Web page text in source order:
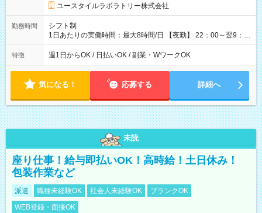
ユースタイルラボラトリー株式会社
勤務時間
シフト制
1日あたりの実働時間：最大8時間/日 【夜勤】 22：00～翌9：
00 ※週1日～OK ／ 夜勤専従 ＊＊ 勤務時間例 ＊＊ ■22時か
ら翌7時 ■23時から翌8時 ■24時から翌9時 など ※上記の時間
ます。 ※曜日固定（毎週同じ曜日での勤務となります）
特徴 週1日からOK / 日払いOK / 副業・WワークOK
気になる！ 応募する 詳細へ
未読
座り仕事！給与即払いOK！高時給！土日休み！
包装作業など
派遣 職種未経験OK 社会人未経験OK
ブランクOK
WEB登録・面接OK